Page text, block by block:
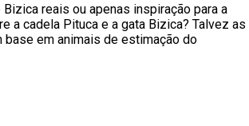
reais ou apenas inspiração para a
a cadela Pituca e a gata Bizica? Talvez as
em animais de estimação do